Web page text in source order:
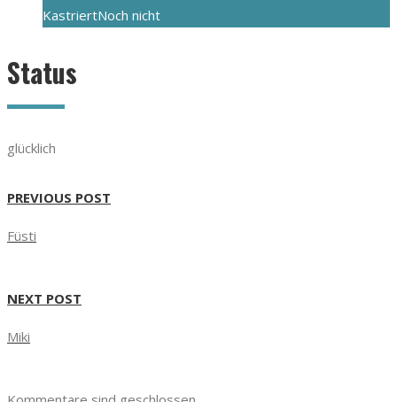
KastriertNoch nicht
Status
glücklich
PREVIOUS POST
Füsti
NEXT POST
Miki